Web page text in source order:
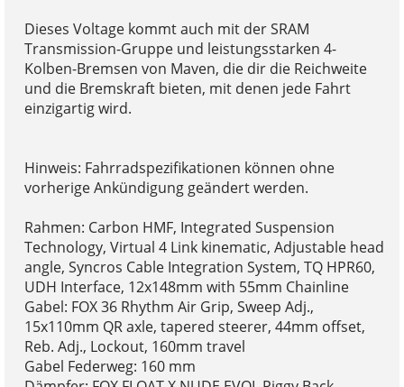
Dieses Voltage kommt auch mit der SRAM
Transmission-Gruppe und leistungsstarken 4-
Kolben-Bremsen von Maven, die dir die Reichweite
und die Bremskraft bieten, mit denen jede Fahrt
einzigartig wird.
Hinweis: Fahrradspezifikationen können ohne
vorherige Ankündigung geändert werden.
Rahmen: Carbon HMF, Integrated Suspension
Technology, Virtual 4 Link kinematic, Adjustable head
angle, Syncros Cable Integration System, TQ HPR60,
UDH Interface, 12x148mm with 55mm Chainline
Gabel: FOX 36 Rhythm Air Grip, Sweep Adj.,
15x110mm QR axle, tapered steerer, 44mm offset,
Reb. Adj., Lockout, 160mm travel
Gabel Federweg: 160 mm